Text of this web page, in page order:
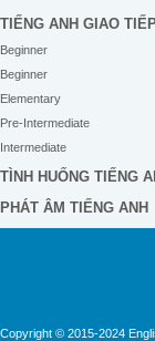
TIẾNG ANH GIAO
Beginner
Beginner
Elementary
Pre-Intermediate
Intermediate
TÌNH HUỐNG TIẾNG
PHÁT ÂM TIẾNG ANH
Copyright © 2015-2024